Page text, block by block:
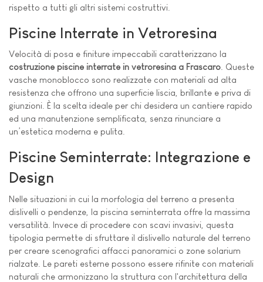
rispetto a tutti gli altri sistemi costruttivi.
Piscine Interrate in Vetroresina
Velocità di posa e finiture impeccabili caratterizzano la
costruzione piscine interrate in vetroresina a Frascaro. Queste
vasche monoblocco sono realizzate con materiali ad alta
resistenza che offrono una superficie liscia, brillante e priva di
giunzioni. È la scelta ideale per chi desidera un cantiere rapido
ed una manutenzione semplificata, senza rinunciare a
un’estetica moderna e pulita.
Piscine Seminterrate: Integrazione e
Design
Nelle situazioni in cui la morfologia del terreno a presenta
dislivelli o pendenze, la piscina seminterrata offre la massima
versatilità. Invece di procedere con scavi invasivi, questa
tipologia permette di sfruttare il dislivello naturale del terreno
per creare scenografici affacci panoramici o zone solarium
rialzate. Le pareti esterne possono essere rifinite con materiali
naturali che armonizzano la struttura con l'architettura della